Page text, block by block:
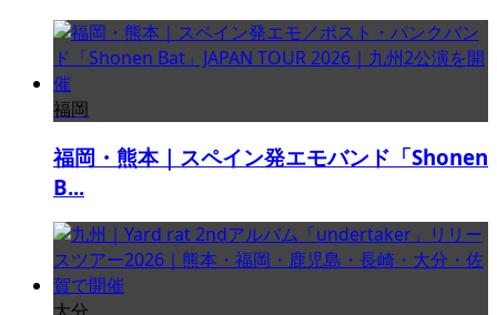
福岡
福岡・熊本｜スペイン発エモバンド「Shonen
B...
大分